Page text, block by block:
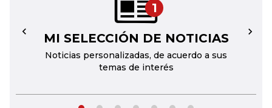
1
MI SELECCIÓN DE NOTICIAS
Noticias personalizadas, de acuerdo a sus
temas de interés
← →